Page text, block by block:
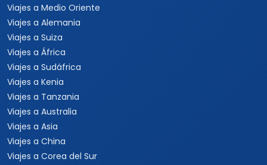
Viajes a Medio Oriente
Viajes a Alemania
Viajes a Suiza
Viajes a África
Viajes a Sudáfrica
Viajes a Kenia
Viajes a Tanzania
Viajes a Australia
Viajes a Asia
Viajes a China
Viajes a Corea del Sur